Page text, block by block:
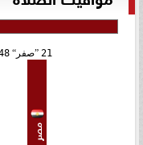
21 صفر
مصر